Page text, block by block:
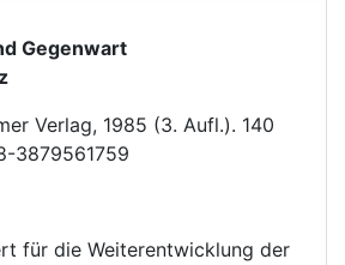
Gegenwart
Verlag, 1985 (3. Aufl.). 140
3879561759
für die Weiterentwicklung der